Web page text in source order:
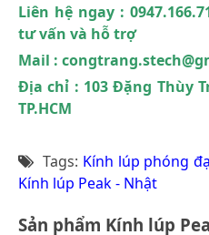
Liên hệ ngay :
tư vấn và hỗ trợ
Mail :
Địa chỉ : 103 Đặng Thùy
TP.HCM
Tags: Kính lúp phóng
Kính lúp Peak - Nhật
Sản phẩm Kính lúp